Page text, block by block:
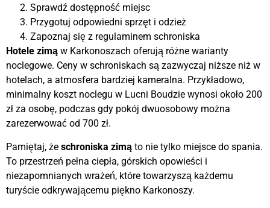
Sprawdź dostępność miejsc
Przygotuj odpowiedni sprzęt i odzież
Zapoznaj się z regulaminem schroniska
Hotele zimą w Karkonoszach oferują różne warianty
noclegowe. Ceny w schroniskach są zazwyczaj niższe niż w
hotelach, a atmosfera bardziej kameralna. Przykładowo,
minimalny koszt noclegu w Lucni Boudzie wynosi około 200
zł za osobę, podczas gdy pokój dwuosobowy można
zarezerwować od 700 zł.
Pamiętaj, że schroniska zimą to nie tylko miejsce do spania.
To przestrzeń pełna ciepła, górskich opowieści i
niezapomnianych wrażeń, które towarzyszą każdemu
turyście odkrywającemu piękno Karkonoszy.